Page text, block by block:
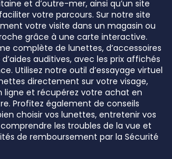
et d’outre-mer, ainsi qu’un site
votre parcours. Sur notre site
votre visite dans un magasin ou
grâce à une carte interactive.
complète de lunettes, d’accessoires
auditives, avec les prix affichés
Utilisez notre outil d’essayage virtuel
directement sur votre visage,
ligne et récupérez votre achat en
Profitez également de conseils
choisir vos lunettes, entretenir vos
les troubles de la vue et
de remboursement par la Sécurité